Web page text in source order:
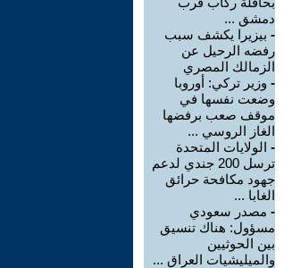
دمشق ...
- بيزيرا يكشف سبب
رفضه الرحيل عن
الزمالك المصري
- وزير تركي: أوروبا
وضعت نفسها في
موقف صعب برفضها
الغاز الروسي ...
- الولايات المتحدة
ترسل 200 جندي لدعم
جهود مكافحة حرائق
الغابا ...
- مصدر سعودي
مسؤول: هناك تنسيق
بين الحوثيين
والميليشيات العراق ...